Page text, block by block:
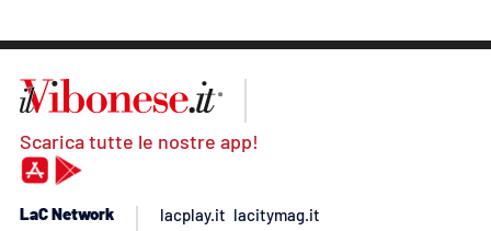
Scarica tutte le nostre app!
LaC Network
lacplay.it lacitymag.it